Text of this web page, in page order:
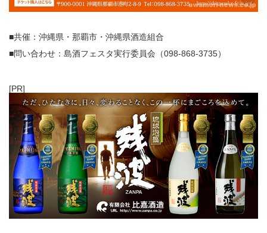
■共催：沖縄県・那覇市・沖縄県酒造組合
■問い合わせ：島酒フェスタ実行委員会（098-868-3735）
[PR]